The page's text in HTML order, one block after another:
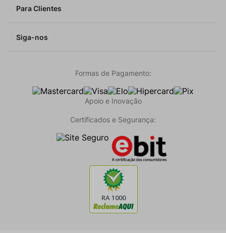
Para Clientes
Siga-nos
Formas de Pagamento:
Apoio e Inovação
Certificados e Segurança: